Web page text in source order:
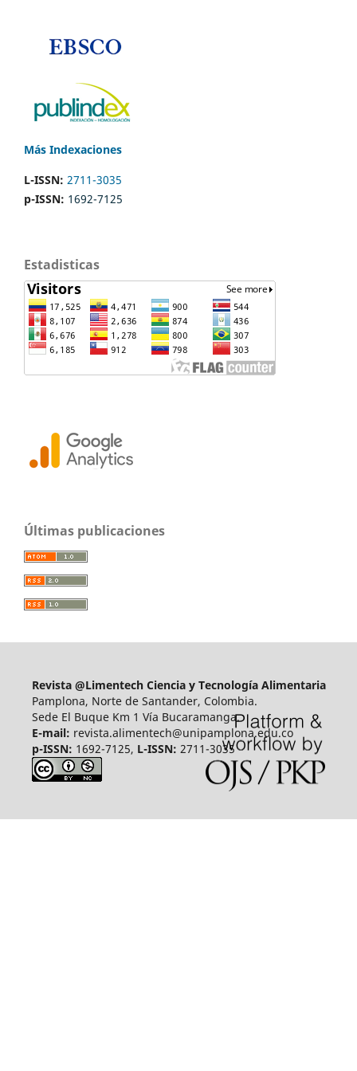
Más Indexaciones
L-ISSN: 2711-3035
p-ISSN: 1692-7125
Estadisticas
Últimas publicaciones
Revista @Limentech Ciencia y Tecnología Alimentaria
Pamplona, Norte de Santander, Colombia.
Sede El Buque Km 1 Vía Bucaramanga.
E-mail: revista.alimentech@unipamplona.edu.co
p-ISSN: 1692-7125, L-ISSN: 2711-3035